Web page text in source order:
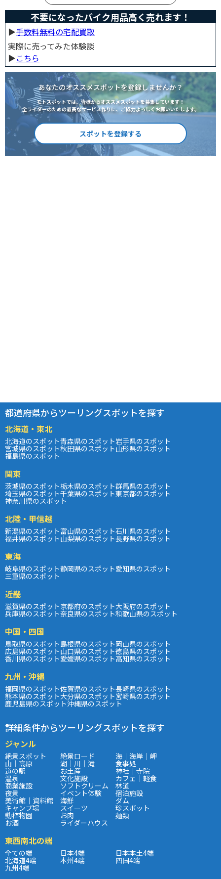
不要になったバイク用品高く売れます！
▶︎手数料無料の宅配買取
実際に売ってみた体験談
▶︎こちら
あなたのオススメスポットを登録しませんか？
モトスポットでは、皆様からオススメスポットを募集しています！
全ライダーのための最高なサービス作りに、ご協力よろしくお願いいたします。
スポットを登録する
都道府県からツーリングスポットを探す
北海道・東北
北海道のスポット青森県のスポット岩手県のスポット
宮城県のスポット秋田県のスポット山形県のスポット
福島県のスポット
関東
茨城県のスポット栃木県のスポット群馬県のスポット
埼玉県のスポット千葉県のスポット東京都のスポット
神奈川県のスポット
北陸・甲信越
新潟県のスポット富山県のスポット石川県のスポット
福井県のスポット山梨県のスポット長野県のスポット
東海
岐阜県のスポット静岡県のスポット愛知県のスポット
三重県のスポット
近畿
滋賀県のスポット京都府のスポット大阪府のスポット
兵庫県のスポット奈良県のスポット和歌山県のスポット
中国・四国
鳥取県のスポット島根県のスポット岡山県のスポット
広島県のスポット山口県のスポット徳島県のスポット
香川県のスポット愛媛県のスポット高知県のスポット
九州・沖縄
福岡県のスポット佐賀県のスポット長崎県のスポット
熊本県のスポット大分県のスポット宮崎県のスポット
鹿児島県のスポット沖縄県のスポット
詳細条件からツーリングスポットを探す
ジャンル
絶景スポット 絶景ロード 海｜海岸｜岬
山｜高原 湖｜川｜滝 食事処
道の駅 お土産 神社｜寺院
温泉 文化施設 カフェ｜軽食
商業施設 ソフトクリーム 林道
夜景 イベント体験 宿泊施設
美術館｜資料館 海鮮 ダム
キャンプ場 スイーツ 珍スポット
動植物園 お肉 麺類
お酒 ライダーハウス
東西南北の端
全ての端 日本4端 日本本土4端
北海道4端 本州4端 四国4端
九州4端